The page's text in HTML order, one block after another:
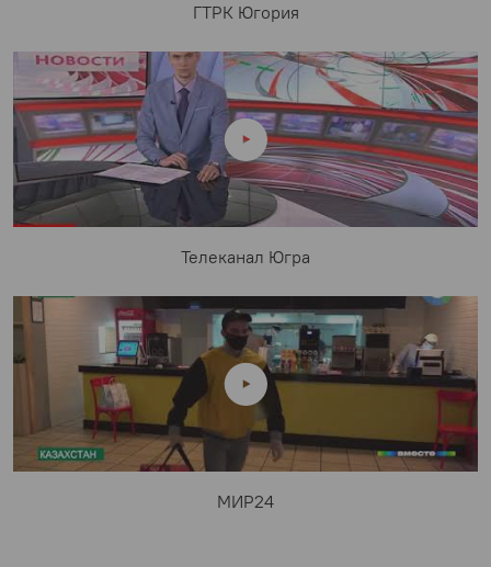
ГТРК Югория
Телеканал Югра
МИР24